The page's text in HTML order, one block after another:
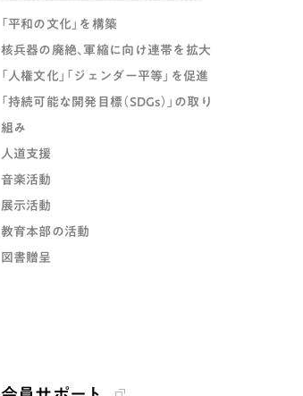
「平和の文化」を構築
核兵器の廃絶、軍縮に向け連帯を拡大
「人権文化」「ジェンダー平等」を促進
「持続可能な開発目標（SDGs）」の取り
組み
人道支援
音楽活動
展示活動
教育本部の活動
図書贈呈